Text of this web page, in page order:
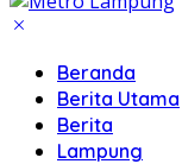
Beranda
Berita Utama
Berita
Lampung